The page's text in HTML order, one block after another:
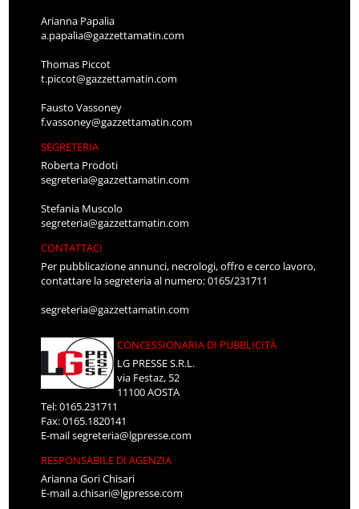
Arianna Papalia
a.papalia@gazzettamatin.com
Thomas Piccot
t.piccot@gazzettamatin.com
Fausto Vassoney
f.vassoney@gazzettamatin.com
SEGRETERIA
Roberta Prodoti
segreteria@gazzettamatin.com
Stefania Muscolo
segreteria@gazzettamatin.com
CONTATTACI
Per pubblicazione annunci, necrologi, offro e cerco lavoro,
contattare la segreteria al numero: 0165/231711
segreteria@gazzettamatin.com
CONCESSIONARIA DI PUBBLICITÀ
LG PRESSE S.R.L.
via Festaz, 52
11100 AOSTA
Tel: 0165.231711
Fax: 0165.1820141
E-mailsegreteria@lgpresse.com
RESPONSABILE DI AGENZIA
Arianna Gori Chisari
E-maila.chisari@lgpresse.com